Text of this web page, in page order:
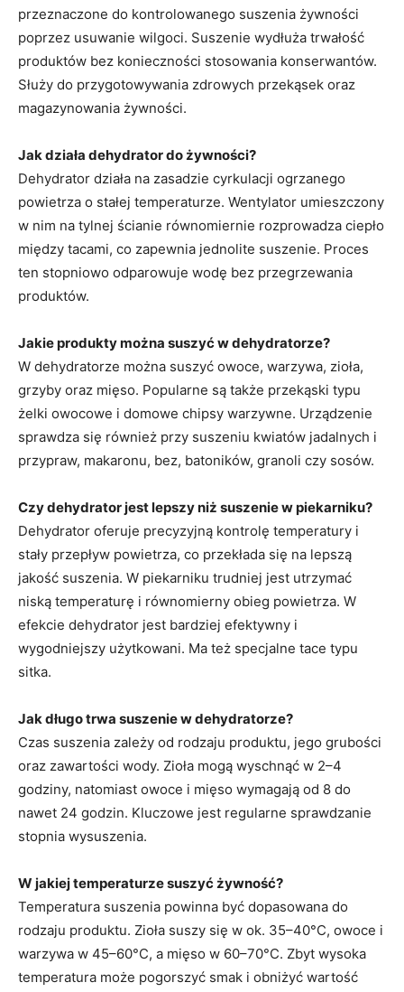
przeznaczone do kontrolowanego suszenia żywności
poprzez usuwanie wilgoci. Suszenie wydłuża trwałość
produktów bez konieczności stosowania konserwantów.
Służy do przygotowywania zdrowych przekąsek oraz
magazynowania żywności.
Jak działa dehydrator do żywności?
Dehydrator działa na zasadzie cyrkulacji ogrzanego
powietrza o stałej temperaturze. Wentylator umieszczony
w nim na tylnej ścianie równomiernie rozprowadza ciepło
między tacami, co zapewnia jednolite suszenie. Proces
ten stopniowo odparowuje wodę bez przegrzewania
produktów.
Jakie produkty można suszyć w dehydratorze?
W dehydratorze można suszyć owoce, warzywa, zioła,
grzyby oraz mięso. Popularne są także przekąski typu
żelki owocowe i domowe chipsy warzywne. Urządzenie
sprawdza się również przy suszeniu kwiatów jadalnych i
przypraw, makaronu, bez, batoników, granoli czy sosów.
Czy dehydrator jest lepszy niż suszenie w piekarniku?
Dehydrator oferuje precyzyjną kontrolę temperatury i
stały przepływ powietrza, co przekłada się na lepszą
jakość suszenia. W piekarniku trudniej jest utrzymać
niską temperaturę i równomierny obieg powietrza. W
efekcie dehydrator jest bardziej efektywny i
wygodniejszy użytkowani. Ma też specjalne tace typu
sitka.
Jak długo trwa suszenie w dehydratorze?
Czas suszenia zależy od rodzaju produktu, jego grubości
oraz zawartości wody. Zioła mogą wyschnąć w 2–4
godziny, natomiast owoce i mięso wymagają od 8 do
nawet 24 godzin. Kluczowe jest regularne sprawdzanie
stopnia wysuszenia.
W jakiej temperaturze suszyć żywność?
Temperatura suszenia powinna być dopasowana do
rodzaju produktu. Zioła suszy się w ok. 35–40°C, owoce i
warzywa w 45–60°C, a mięso w 60–70°C. Zbyt wysoka
temperatura może pogorszyć smak i obniżyć wartość